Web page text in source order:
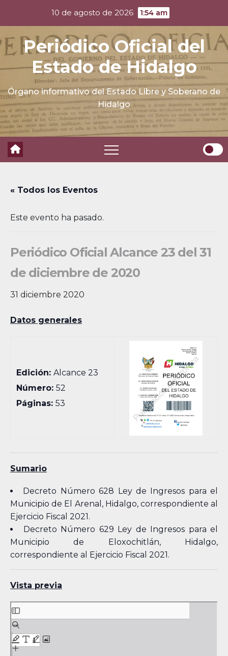
content
10 de agosto de 2026 1:54 am
Periódico Oficial del
Estado de Hidalgo
Órgano informativo del Estado Libre y Soberano de
Hidalgo
« Todos los Eventos
Este evento ha pasado.
Periódico Oficial Alcance 23 del 31
de diciembre de 2020
31 diciembre 2020
Datos generales
Edición:Alcance 23
Número:52
Páginas:53
Sumario
Decreto Número 628 Ley de Ingresos para el
Municipio de El Arenal, Hidalgo, correspondiente al
Ejercicio Fiscal 2021.
Decreto Número 629 Ley de Ingresos para el
Municipio de Eloxochitlán, Hidalgo,
correspondiente al Ejercicio Fiscal 2021.
Vista previa
Skip
to
PDF
content